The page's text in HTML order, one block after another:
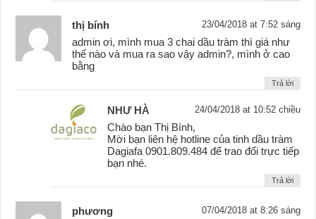
thị bính 23/04/2018 at 7:52 sáng
admin ơi, mình mua 3 chai dầu tràm thì giá như
thế nào và mua ra sao vậy admin?, mình ở cao
bằng
Trả lời
NHƯ HÀ 24/04/2018 at 10:52 chiều
Chào bạn Thị Bính,
Mời bạn liên hệ hotline của tinh dầu tràm
Dagiafa 0901.809.484 để trao đổi trực tiếp
bạn nhé.
Trả lời
phương 07/04/2018 at 8:26 sáng